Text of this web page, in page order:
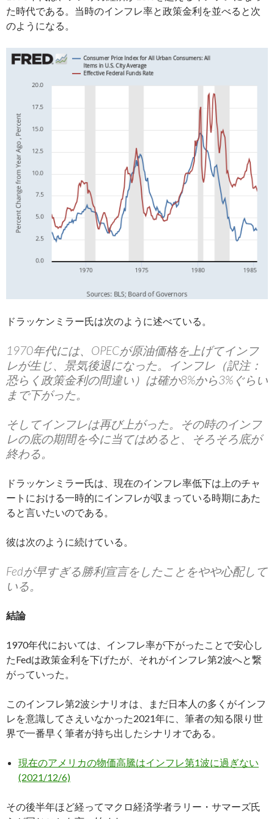
た時代である。当時のインフレ率と政策金利を並べると次
のようになる。
ドラッケンミラー氏は次のように述べている。
1970年代には、OPECが原油価格を上げてインフ
レが生じ、景気後退になった。インフレ（訳注：
恐らく政策金利の間違い）は確か8%から3%ぐらい
まで下がった。
そしてインフレは再び上がった。その時のインフ
レの底の期間を今に当てはめると、そろそろ底が
終わる。
ドラッケンミラー氏は、現在のインフレ率低下は上のチャ
ートにおける一時的にインフレが収まっている時期にあた
ると言いたいのである。
彼は次のように続けている。
Fedが早すぎる勝利宣言をしたことをやや心配して
いる。
結論
1970年代においては、インフレ率が下がったことで安心し
たFedは政策金利を下げたが、それがインフレ第2波へと繋
がっていった。
このインフレ第2波シナリオは、まだ日本人の多くがインフ
レを意識してさえいなかった2021年に、筆者の知る限り世
界で一番早く筆者が持ち出したシナリオである。
現在のアメリカの物価高騰はインフレ第1波に過ぎない
(2021/12/6)
その後半年ほど経ってマクロ経済学者ラリー・サマーズ氏